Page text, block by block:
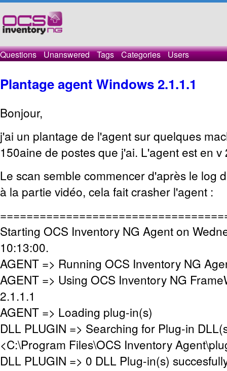
Questions Unanswered Tags Categories Users
Plantage agent Windows 2.1.1.1
Bonjour,
j'ai un plantage de l'agent sur quelques
150aine de postes que j'ai. L'agent est en v
Le scan semble commencer d'après le log
à la partie vidéo, cela fait crasher l'agent :
Starting OCS Inventory NG Agent on
10:13:00.
AGENT => Running OCS Inventory NG
AGENT => Using OCS Inventory NG
2.1.1.1
AGENT => Loading plug-in(s)
DLL PLUGIN => Searching for Plug-in
<C:\Program Files\OCS Inventory
DLL PLUGIN => 0 DLL Plug-in(s)